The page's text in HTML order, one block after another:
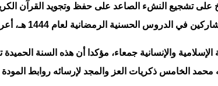
على تشجيع النشء الصاعد على حفظ وتجويد القرآن
إثر ذلك، ألقى الأستاذ بهاء الدين
والإنسانية جمعاء، مؤكدا أن هذه السنة الحميدة
الخامس ذكريات العز والمجد لإرسائه روابط